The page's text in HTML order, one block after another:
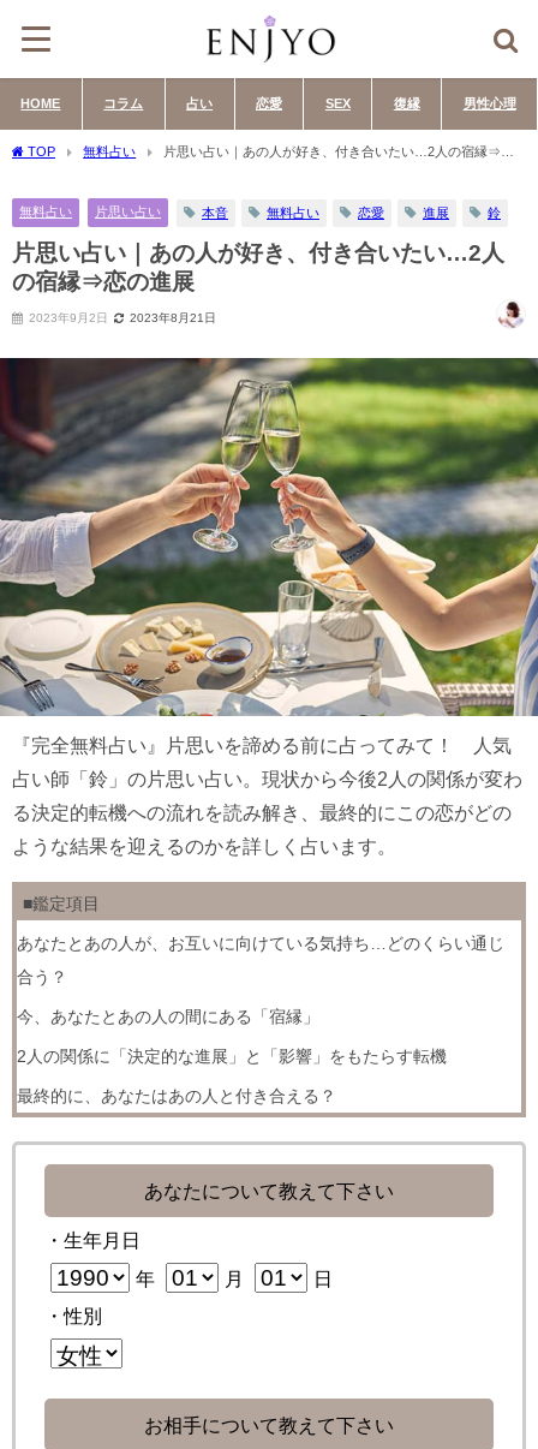
HOME コラム 占い 恋愛 SEX 復縁 男性心理
TOP 無料占い
片思い占い｜あの人が好き、付き合いたい…2人の宿縁⇒恋
無料占い 片思い占い 本音 無料占い 恋愛 進展 鈴
片思い占い｜あの人が好き、付き合いたい…2人
の宿縁⇒恋の進展
2023年9月2日 2023年8月21日
『完全無料占い』片思いを諦める前に占ってみて！ 人気
占い師「鈴」の片思い占い。現状から今後2人の関係が変わ
る決定的転機への流れを読み解き、最終的にこの恋がどの
ような結果を迎えるのかを詳しく占います。
■鑑定項目
あなたとあの人が、お互いに向けている気持ち…どのくらい通じ
合う？
今、あなたとあの人の間にある「宿縁」
2人の関係に「決定的な進展」と「影響」をもたらす転機
最終的に、あなたはあの人と付き合える？
あなたについて教えて下さい
・生年月日
年 月
日
・性別
お相手について教えて下さい